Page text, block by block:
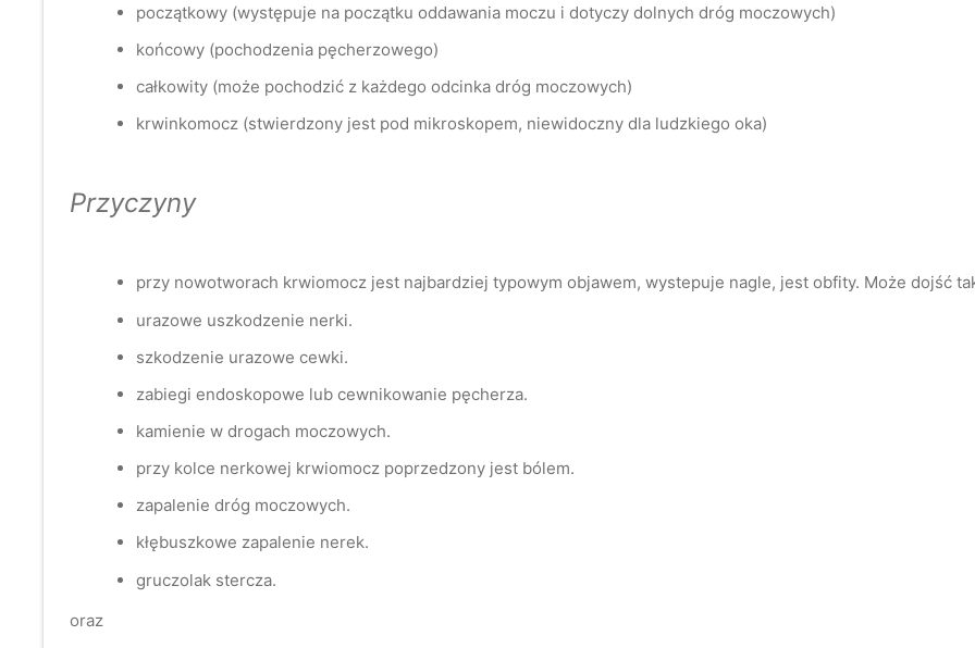
początkowy (występuje na początku oddawania moczu i dotyczy dolnych dróg moczowych)
końcowy (pochodzenia pęcherzowego)
całkowity (może pochodzić z każdego odcinka dróg moczowych)
krwinkomocz (stwierdzony jest pod mikroskopem, niewidoczny dla ludzkiego oka)
Przyczyny
przy nowotworach krwiomocz jest najbardziej typowym objawem, wystepuje nagle, jest obfity. Może dojść
urazowe uszkodzenie nerki.
szkodzenie urazowe cewki.
zabiegi endoskopowe lub cewnikowanie pęcherza.
kamienie w drogach moczowych.
przy kolce nerkowej krwiomocz poprzedzony jest bólem.
zapalenie dróg moczowych.
kłębuszkowe zapalenie nerek.
gruczolak stercza.
oraz